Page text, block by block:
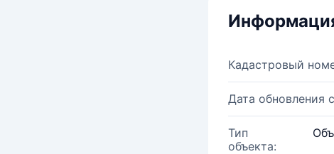
Кадастровый
Дата обновления
Тип
объекта: